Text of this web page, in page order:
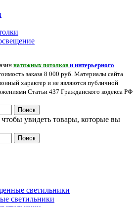
натяжных потолков и интерьерного
заказа 8 000 руб. Материалы сайта
характер и не являются публичной
Статьи 437 Гражданского кодекса РФ
Поиск
чтобы увидеть товары, которые вы
Поиск
светильники
светильники